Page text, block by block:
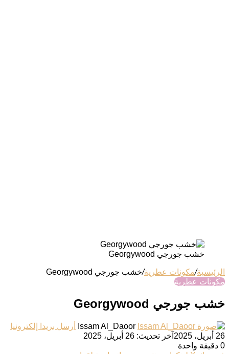
خشب جورجي Georgywood
الرئيسية/مكونات عطرية/خشب جورجي Georgywood
مكونات عطرية
خشب جورجي Georgywood
Issam Al_Daoor
أرسل بريدا إلكترونيا
26 أبريل، 2025
آخر تحديث: 26 أبريل، 2025
0 دقيقة واحدة